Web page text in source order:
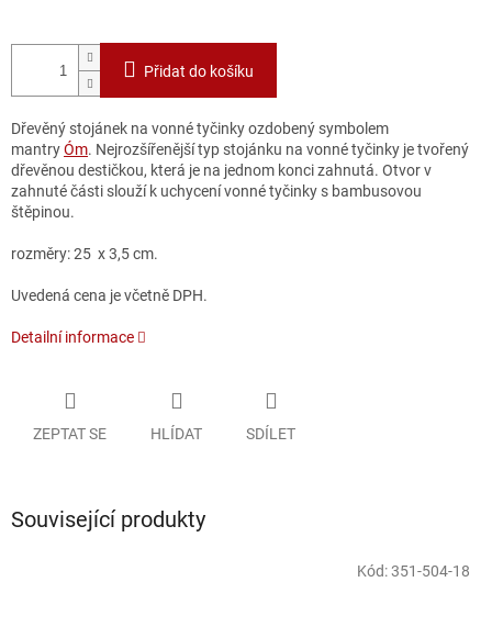
Přidat do košíku
Dřevěný stojánek na vonné tyčinky ozdobený symbolem
mantryÓm. Nejrozšířenější typ stojánku na vonné tyčinky je tvořený
dřevěnou destičkou, která je na jednom konci zahnutá. Otvor v
zahnuté části slouží k uchycení vonné tyčinky s bambusovou
štěpinou.
rozměry: 25 x 3,5 cm.
Uvedená cena je včetně DPH.
Detailní informace
ZEPTAT SE HLÍDAT SDÍLET
Související produkty
Kód:351-504-18